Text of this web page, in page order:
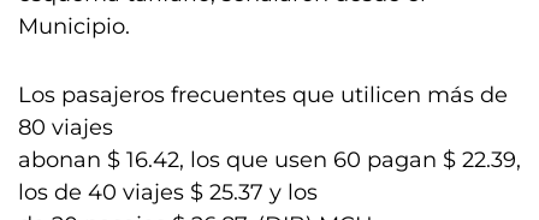
Municipio.
Los pasajeros frecuentes que utilicen más de
80 viajes
abonan $ 16.42, los que usen 60 pagan $ 22.39,
los de 40 viajes $ 25.37 y los